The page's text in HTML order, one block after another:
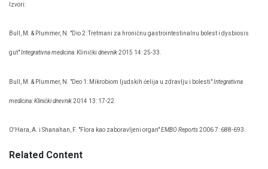
Izvori:
Bull, M. & Plummer, N. "Dio 2: Tretmani za hroničnu gastrointestinalnu bolest i dysbiosis
gut"Integrativna medicina: Klinički dnevnik2015 14: 25-33.
Bull, M. & Plummer, N. "Deo 1: Mikrobiom ljudskih ćelija u zdravlju i bolesti"Integrativna
medicina: Klinički dnevnik2014 13: 17-22.
O'Hara, A. i Shanahan, F. "Flora kao zaboravljeni organ"EMBO Reports2006 7: 688-693.
Related Content